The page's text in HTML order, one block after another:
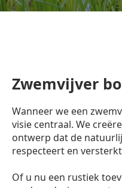
Zwemvijver
Wanneer we een
visie centraal. We
ontwerp dat de
respecteert en
Of u nu een rustiek